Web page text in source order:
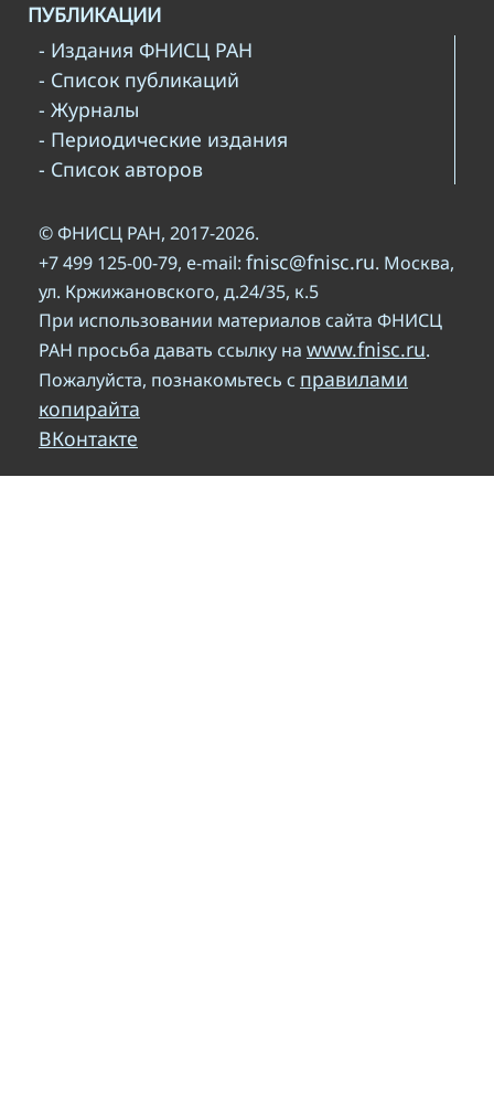
ПУБЛИКАЦИИ
- Издания ФНИСЦ РАН
- Список публикаций
- Журналы
- Периодические издания
- Список авторов
© ФНИСЦ РАН, 2017-2026.
+7 499 125-00-79, e-mail: fnisc@fnisc.ru. Москва,
ул. Кржижановского, д.24/35, к.5
При использовании материалов сайта ФНИСЦ
РАН просьба давать ссылку на www.fnisc.ru.
Пожалуйста, познакомьтесь с правилами
копирайта
ВКонтакте